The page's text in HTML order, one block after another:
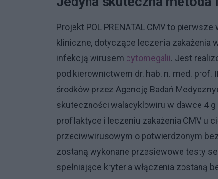
Projekt POL PRENATAL CMV to
kliniczne, dotyczące leczenia zakażenia
infekcją wirusem cytomegalii. Jest
pod kierownictwem dr. hab. n. med. prof.
środków przez Agencję Badań
skuteczności walacyklowiru w dawce 4 g
profilaktyce i leczeniu zakażenia CMV u
przeciwwirusowym o potwierdzonym
zostaną wykonane przesiewowe testy
spełniające kryteria włączenia zostaną